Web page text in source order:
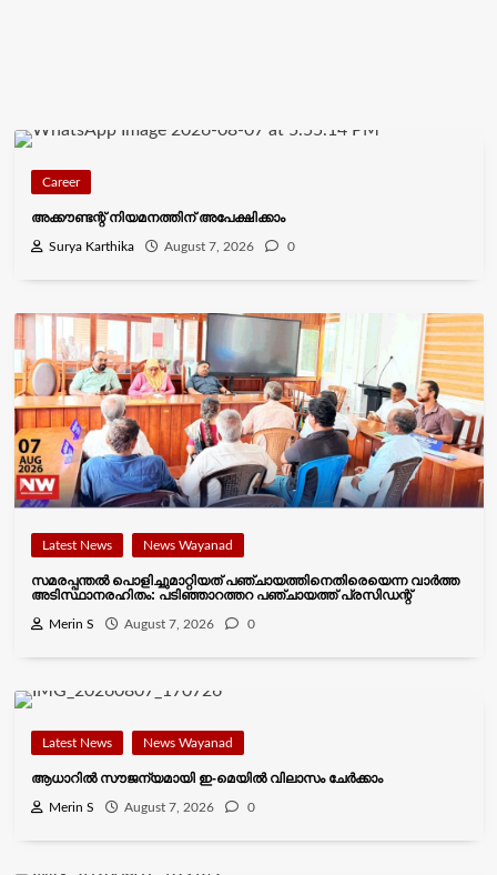
Career
അക്കൗണ്ടന്റ് നിയമനത്തിന് അപേക്ഷിക്കാം
Surya Karthika August 7, 2026 0
Latest News News Wayanad
സമരപ്പന്തൽ പൊളിച്ചുമാറ്റിയത് പഞ്ചായത്തിനെതിരെയെന്ന വാർത്ത
അടിസ്ഥാനരഹിതം: പടിഞ്ഞാറത്തറ പഞ്ചായത്ത് പ്രസിഡന്റ്
Merin S August 7, 2026 0
Latest News News Wayanad
ആധാറിൽ സൗജന്യമായി ഇ-മെയിൽ വിലാസം ചേർക്കാം
Merin S August 7, 2026 0